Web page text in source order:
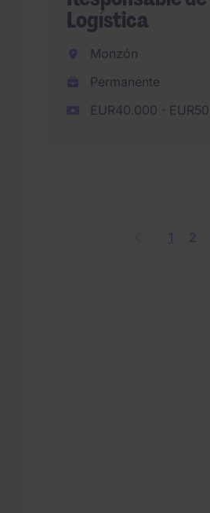
Logística
Monzón
Permanente
EUR40.000 -
1 2